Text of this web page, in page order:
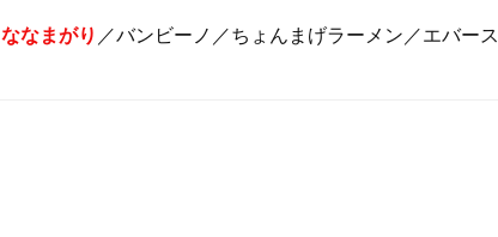
ななまがり ／バンビーノ／ちょんまげラーメン／エバース